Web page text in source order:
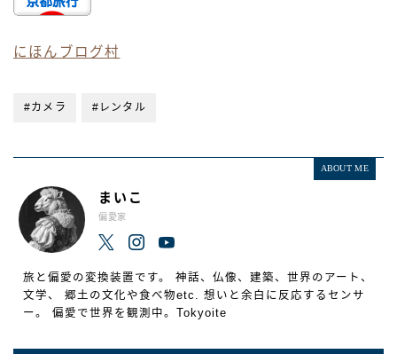
にほんブログ村
#カメラ #レンタル
ABOUT ME
まいこ
偏愛家
旅と偏愛の変換装置です。 神話、仏像、建築、世界のアート、
文学、 郷土の文化や食べ物etc. 想いと余白に反応するセンサ
ー。 偏愛で世界を観測中。Tokyoite